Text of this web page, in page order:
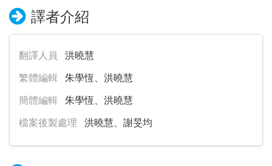
譯者介紹
翻譯人員 洪曉慧
繁體編輯 朱學恆、洪曉慧
簡體編輯 朱學恆、洪曉慧
檔案後製處理 洪曉慧、謝旻均